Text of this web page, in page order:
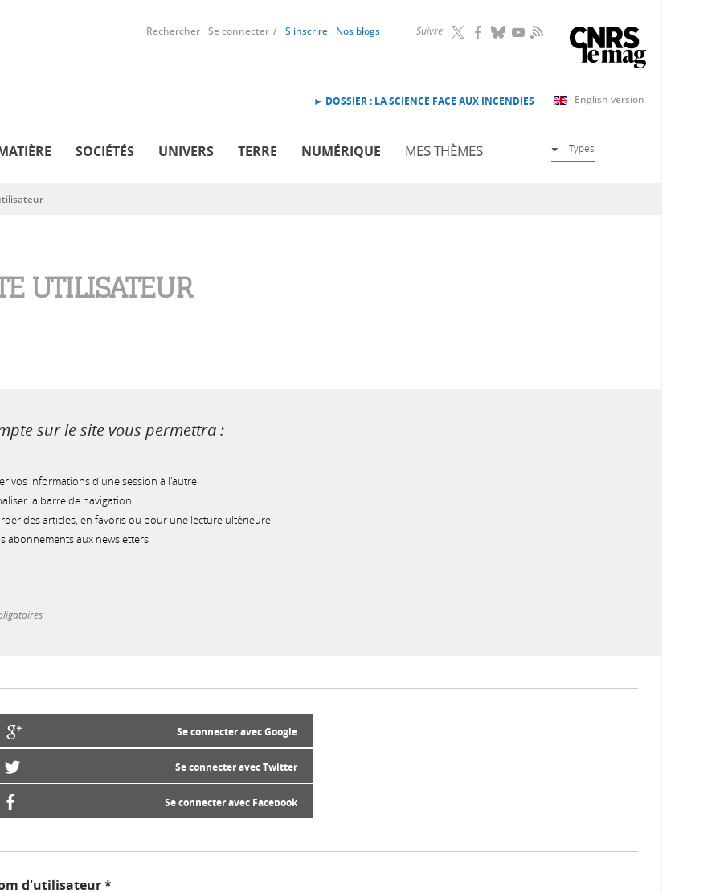
Suivre RSS
Rechercher Se connecter S'inscrire Nos blogs
English version
► DOSSIER : LA SCIENCE FACE AUX INCENDIES
SOCIÉTÉS UNIVERS TERRE NUMÉRIQUE MES THÈMES Types
UTILISATEUR
sur le site vous permettra :
vos informations d'une session à l'autre
la barre de navigation
des articles, en favoris ou pour une lecture ultérieure
abonnements aux newsletters
Se connecter avec Google
Se connecter avec Twitter
Se connecter avec Facebook
d'utilisateur*